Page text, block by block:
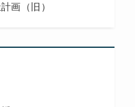
画（旧）